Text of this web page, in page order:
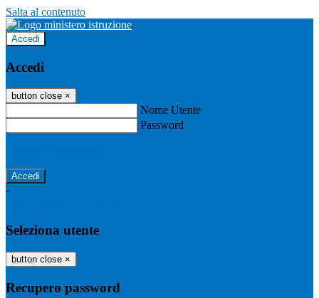
Salta al contenuto
Accedi
Accedi
button close ×
Nome Utente
Password
-
Seleziona utente
button close ×
Recupero password